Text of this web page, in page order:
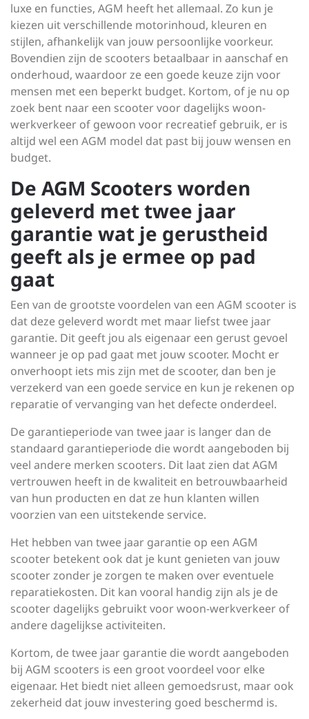
luxe en functies, AGM heeft het allemaal. Zo kun je
kiezen uit verschillende motorinhoud, kleuren en
stijlen, afhankelijk van jouw persoonlijke voorkeur.
Bovendien zijn de scooters betaalbaar in aanschaf en
onderhoud, waardoor ze een goede keuze zijn voor
mensen met een beperkt budget. Kortom, of je nu op
zoek bent naar een scooter voor dagelijks woon-
werkverkeer of gewoon voor recreatief gebruik, er is
altijd wel een AGM model dat past bij jouw wensen en
budget.
De AGM Scooters worden
geleverd met twee jaar
garantie wat je gerustheid
geeft als je ermee op pad
gaat
Een van de grootste voordelen van een AGM scooter is
dat deze geleverd wordt met maar liefst twee jaar
garantie. Dit geeft jou als eigenaar een gerust gevoel
wanneer je op pad gaat met jouw scooter. Mocht er
onverhoopt iets mis zijn met de scooter, dan ben je
verzekerd van een goede service en kun je rekenen op
reparatie of vervanging van het defecte onderdeel.
De garantieperiode van twee jaar is langer dan de
standaard garantieperiode die wordt aangeboden bij
veel andere merken scooters. Dit laat zien dat AGM
vertrouwen heeft in de kwaliteit en betrouwbaarheid
van hun producten en dat ze hun klanten willen
voorzien van een uitstekende service.
Het hebben van twee jaar garantie op een AGM
scooter betekent ook dat je kunt genieten van jouw
scooter zonder je zorgen te maken over eventuele
reparatiekosten. Dit kan vooral handig zijn als je de
scooter dagelijks gebruikt voor woon-werkverkeer of
andere dagelijkse activiteiten.
Kortom, de twee jaar garantie die wordt aangeboden
bij AGM scooters is een groot voordeel voor elke
eigenaar. Het biedt niet alleen gemoedsrust, maar ook
zekerheid dat jouw investering goed beschermd is.